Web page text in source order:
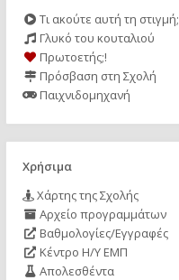
Τι ακούτε αυτή τη στιγμή;
Γλυκό του κουταλιού
Πρωτοετής;!
Πρόσβαση στη Σχολή
Παιχνιδομηχανή
Χρήσιμα
Χάρτης της Σχολής
Αρχείο προγραμμάτων
Βαθμολογίες/Εγγραφές
Κέντρο Η/Υ ΕΜΠ
Απολεσθέντα